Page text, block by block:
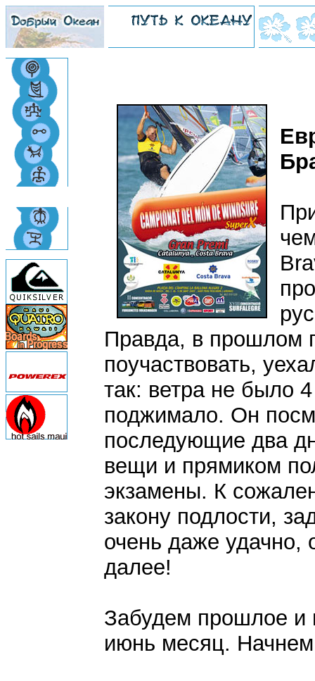
Правда, в прошлом
поучаствовать,
так: ветра не было
поджимало. Он
последующие два
вещи и прямиком
экзамены. К
закону подлости,
очень даже удачно,
далее!
Забудем прошлое и
июнь месяц.